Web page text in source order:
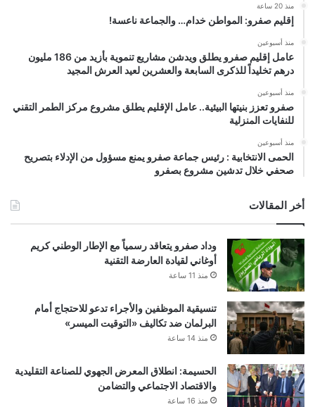
منذ 20 ساعة
إقليم صفرو: المواطن خدام… والجماعة ناعسة!
منذ أسبوعين
عامل إقليم صفرو يطلق ويدشن مشاريع تنموية بأزيد من 186 مليون
درهم تخليداً للذكرى السابعة والعشرين لعيد العرش المجيد
منذ أسبوعين
صفرو تعزز بنيتها البيئية.. عامل الإقليم يطلق مشروع مركز الطمر التقني
للنفايات المنزلية
منذ أسبوعين
الحمى الانتخابية : رئيس جماعة صفرو يمنع مسؤول من الإدلاء بتصريح
صحفي خلال تدشين مشروع بصفرو
أخر المقالات
وداد صفرو يتعاقد رسمياً مع الإطار الوطني كريم
أوغاني لقيادة العارضة التقنية
منذ 11 ساعة
تنسيقية الموظفين والأجراء تدعو للاحتجاج أمام
البرلمان ضد تكاليف «التوقيت الميسر»
منذ 14 ساعة
الحسيمة: انطلاق المعرض الجهوي للصناعة التقليدية
والاقتصاد الاجتماعي والتضامن
منذ 16 ساعة